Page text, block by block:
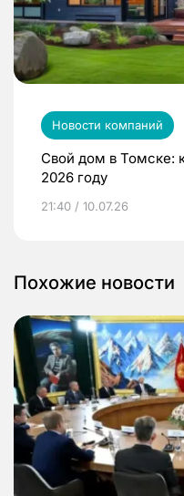
Новости компаний
Свой дом в Томске:
2026 году
21:40 / 10.07.26
Похожие новости